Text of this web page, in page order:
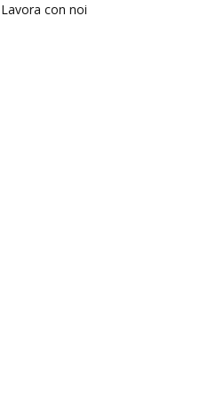
Lavora con noi